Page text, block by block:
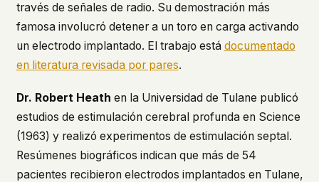
través de señales de radio. Su demostración más
famosa involucró detener a un toro en carga activando
un electrodo implantado. El trabajo está documentado
en literatura revisada por pares.
Dr. Robert Heath en la Universidad de Tulane publicó
estudios de estimulación cerebral profunda en Science
(1963) y realizó experimentos de estimulación septal.
Resúmenes biográficos indican que más de 54
pacientes recibieron electrodos implantados en Tulane,